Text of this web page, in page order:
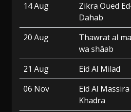
14 Aug
Zikra Oued
Dahab
20 Aug
Thawrat al
wa shâab
21 Aug
Eid Al Milad
06 Nov
Eid Al Massira
Khadra